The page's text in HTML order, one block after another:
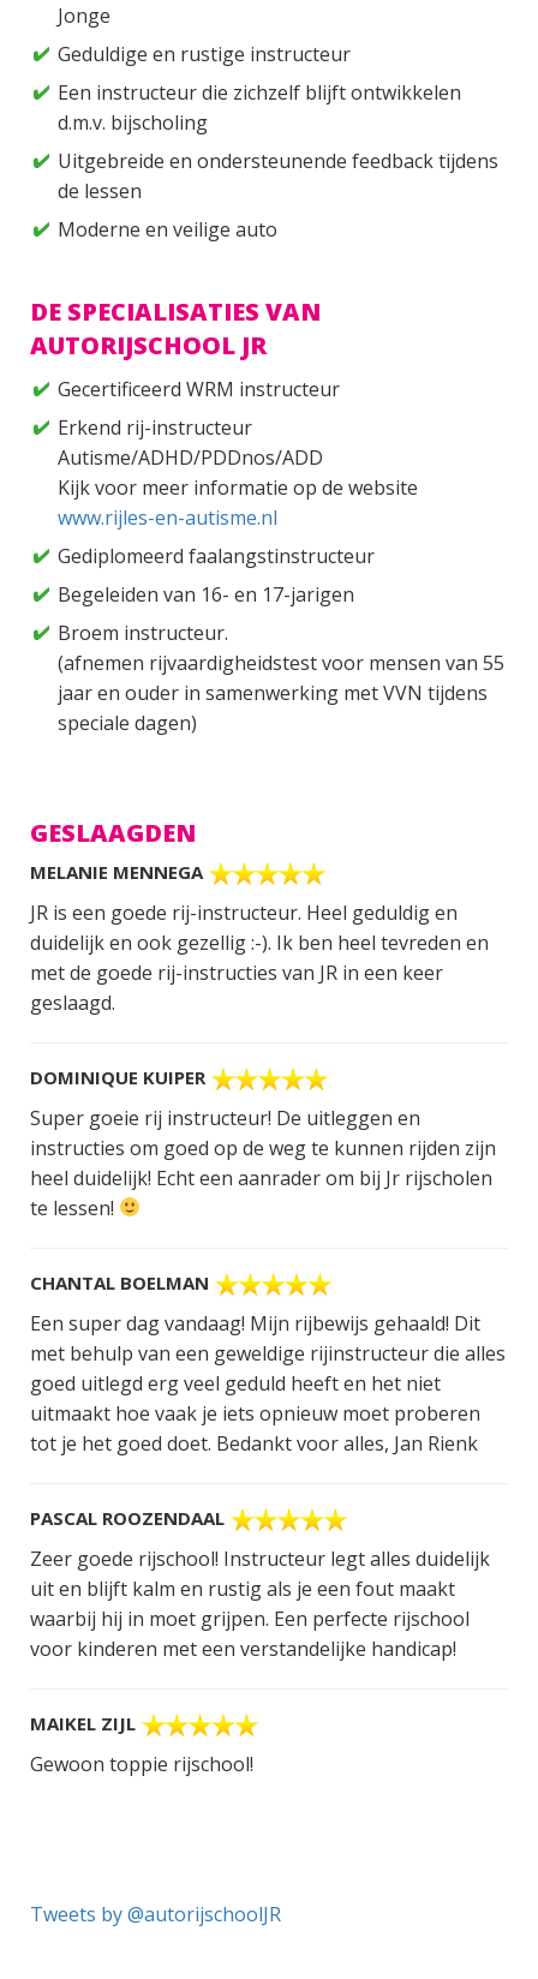
Jonge
Geduldige en rustige instructeur
Een instructeur die zichzelf blijft ontwikkelen
d.m.v. bijscholing
Uitgebreide en ondersteunende feedback tijdens
de lessen
Moderne en veilige auto
DE SPECIALISATIES VAN
AUTORIJSCHOOL JR
Gecertificeerd WRM instructeur
Erkend rij-instructeur
Autisme/ADHD/PDDnos/ADD
Kijk voor meer informatie op de website
www.rijles-en-autisme.nl
Gediplomeerd faalangstinstructeur
Begeleiden van 16- en 17-jarigen
Broem instructeur.
(afnemen rijvaardigheidstest voor mensen van 55
jaar en ouder in samenwerking met VVN tijdens
speciale dagen)
GESLAAGDEN
MELANIE MENNEGA
JR is een goede rij-instructeur. Heel geduldig en
duidelijk en ook gezellig :-). Ik ben heel tevreden en
met de goede rij-instructies van JR in een keer
geslaagd.
DOMINIQUE KUIPER
Super goeie rij instructeur! De uitleggen en
instructies om goed op de weg te kunnen rijden zijn
heel duidelijk! Echt een aanrader om bij Jr rijscholen
te lessen!
CHANTAL BOELMAN
Een super dag vandaag! Mijn rijbewijs gehaald! Dit
met behulp van een geweldige rijinstructeur die alles
goed uitlegd erg veel geduld heeft en het niet
uitmaakt hoe vaak je iets opnieuw moet proberen
tot je het goed doet. Bedankt voor alles, Jan Rienk
PASCAL ROOZENDAAL
Zeer goede rijschool! Instructeur legt alles duidelijk
uit en blijft kalm en rustig als je een fout maakt
waarbij hij in moet grijpen. Een perfecte rijschool
voor kinderen met een verstandelijke handicap!
MAIKEL ZIJL
Gewoon toppie rijschool!
Tweets by @autorijschoolJR